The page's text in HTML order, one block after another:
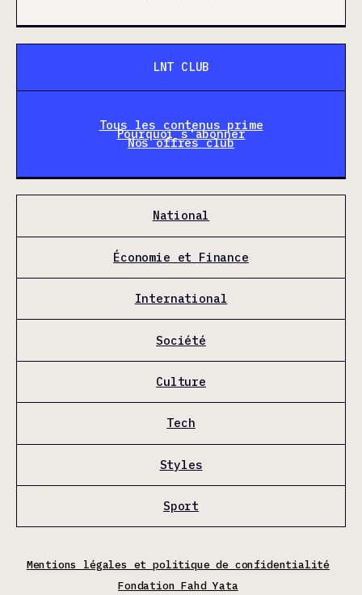
LNT CLUB
Tous les contenus prime
Pourquoi s'abonner
Nos offres club
National
Économie et Finance
International
Société
Culture
Tech
Styles
Sport
Mentions légales et politique de confidentialité
Fondation Fahd Yata